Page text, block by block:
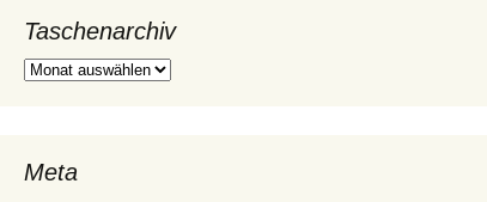
Taschenarchiv
Taschenarchiv
Meta